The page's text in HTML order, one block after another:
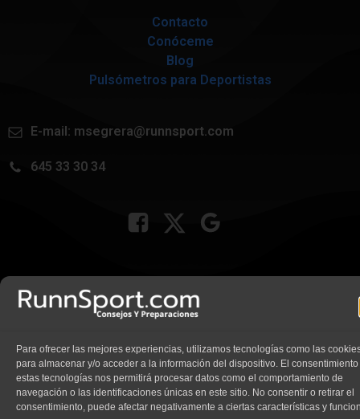
Para ofrecer las mejores experiencias, utilizamos tecnologías como las
para almacenar y/o acceder a la información del dispositivo. El
estas tecnologías nos permitirá procesar datos como el comportamiento de
navegación o las identificaciones únicas en este sitio. No consentir o retirar el
consentimiento, puede afectar negativamente a ciertas características y
Contacto
Conóceme
Blog
Pulsómetros para Deportistas
E-mail: msegrera@runnsport.com
645 33 30 34
© 2026 Runn Sport